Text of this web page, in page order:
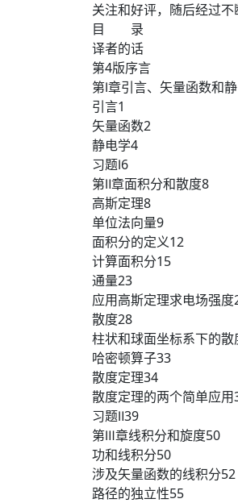
关注和好评，随后经过
目 录
译者的话
第4版序言
第Ⅰ章引言、矢量函数和
引言1
矢量函数2
静电学4
习题Ⅰ6
第Ⅱ章面积分和散度8
高斯定理8
单位法向量9
面积分的定义12
计算面积分15
通量23
应用高斯定理求电场强度
散度28
柱状和球面坐标系下的散
哈密顿算子33
散度定理34
散度定理的两个简单应用
习题Ⅱ39
第Ⅲ章线积分和旋度50
功和线积分50
涉及矢量函数的线积分52
路径的独立性55